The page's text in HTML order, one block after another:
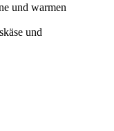
und warmen
und